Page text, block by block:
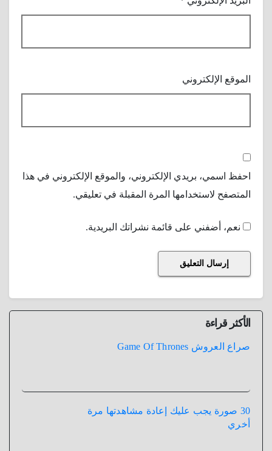
الموقع الإلكتروني
احفظ اسمي، بريدي الإلكتروني، والموقع الإلكتروني في هذا
المتصفح لاستخدامها المرة المقبلة في تعليقي.
نعم، أضفني على قائمة نشراتك البريدية.
الأكثر قراءة
صراع العروش Game Of Thrones
30 صورة يجب عليك إعادة مشاهدتها مرة
أخري